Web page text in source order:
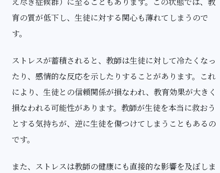
育の質が低下し、生徒に対する関心も薄れてしまうので
す。
ストレスが蓄積されると、教師は生徒に対して冷たくなっ
たり、感情的な反応を示したりすることがあります。これ
により、生徒との信頼関係が損なわれ、教育効果が大きく
損なわれる可能性があります。教師が生徒を本当に救おう
とする気持ちが、逆に生徒を傷つけてしまうこともあるの
です。
また、ストレスは教師の健康にも直接的な影響を及ぼしま